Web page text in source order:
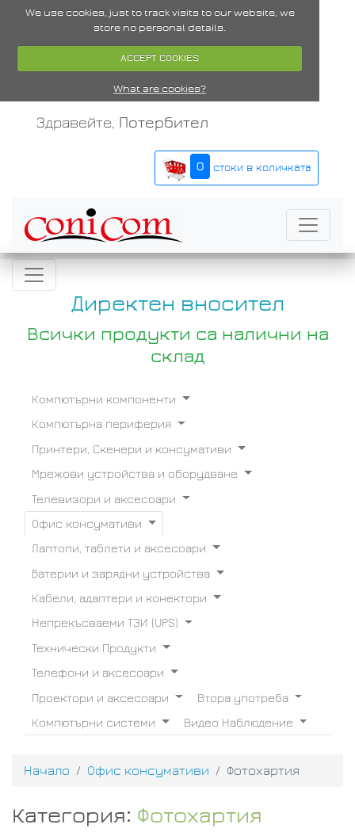
We use cookies, just to track visits to our website, we
store no personal details.
ACCEPT COOKIES
What are cookies?
Здравейте, Потербител
0 стоки в количката
Директен вносител
Всички продукти са налични на
склад
Компютърни компоненти
Компютърна периферия
Принтери, Скенери и консумативи
Мрежови устройства и оборудване
Телевизори и аксесоари
Офис консумативи
Лаптопи, таблети и аксесоари
Батерии и зарядни устройства
Кабели, адаптери и конектори
Непрекъсваеми ТЗИ (UPS)
Технически Продукти
Телефони и аксесоари
Проектори и аксесоари
Втора употреба
Компютърни системи
Видео Наблюдение
Начало Офис консумативи Фотохартия
Категория: Фотохартия